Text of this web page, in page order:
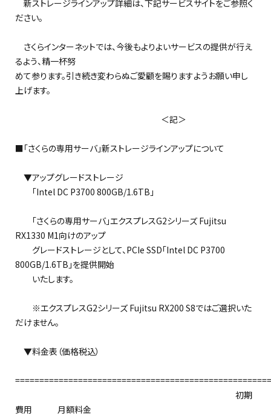
新ストレージラインアップ詳細は、下記サービスサイトをご参照く
ださい。
さくらインターネットでは、今後もよりよいサービスの提供が行え
るよう、精一杯努
めて参ります。引き続き変わらぬご愛顧を賜りますようお願い申し
上げます。
＜記＞
■「さくらの専用サーバ」新ストレージラインアップについて
▼アップグレードストレージ
「Intel DC P3700 800GB/1.6TB」
「さくらの専用サーバ」エクスプレスG2シリーズ Fujitsu
RX1330 M1向けのアップ
グレードストレージとして、PCIe SSD「Intel DC P3700
800GB/1.6TB」を提供開始
いたします。
※エクスプレスG2シリーズ Fujitsu RX200 S8ではご選択いた
だけません。
▼料金表（価格税込）
初期
費用 月額料金